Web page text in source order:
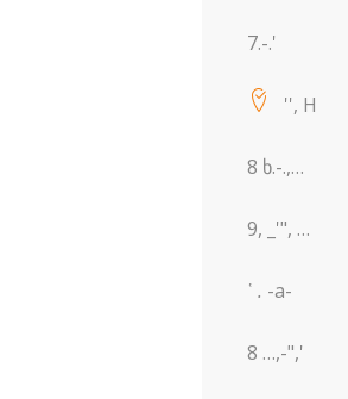
7.-.'
'', H
8 ხ.-.,…
9, _'", …
῾ . -a-
8 …,-",'